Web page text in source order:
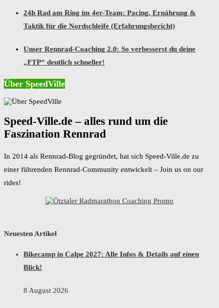
24h Rad am Ring im 4er-Team: Pacing, Ernährung &
Taktik für die Nordschleife (Erfahrungsbericht)
Unser Rennrad-Coaching 2.0: So verbesserst du deine
„FTP“ deutlich schneller!
Über SpeedVille
Speed-Ville.de – alles rund um die
Faszination Rennrad
In 2014 als Rennrad-Blog gegründet, hat sich Speed-Ville.de zu
einer führenden Rennrad-Community entwickelt – Join us on our
rides!
Neuesten Artikel
Bikecamp in Calpe 2027: Alle Infos & Details auf einen
Blick!
8 August 2026